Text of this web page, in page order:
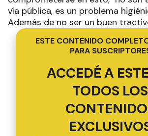
vía pública, es un problema
Además de no ser un buen
ESTE CONTENIDO
PARA
ACCEDÉ A
TODOS LOS